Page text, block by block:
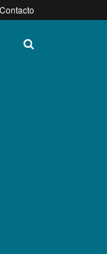
Contacto